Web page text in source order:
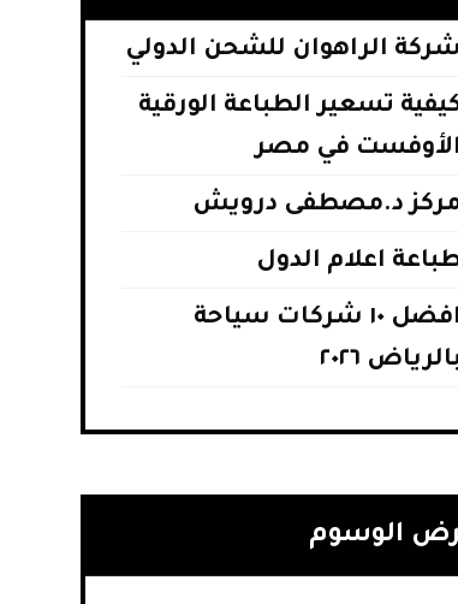
شركة الراهوان للشحن الدولي
تسعير الطباعة الورقية
الأوفست في مصر
د.مصطفى درويش
اعلام الدول
افضل ١٠ شركات سياحة
بالرياض ٢٠٢٦
الوسوم